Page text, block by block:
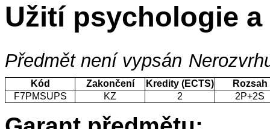
Užití psychologie
Předmět není vypsán
Kód Zakončení Kredity (ECTS)
Rozsah
F7PMSUPS
KZ 2 2P+2S